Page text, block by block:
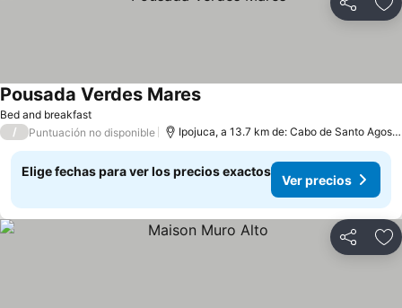
Compartir
Bed and breakfast
Pousada Verdes Mares
/ Puntuación no disponible Ipojuca, a 13.7 km de: Cabo de Santo Agostinho
Elige fechas para ver los precios exactos
Ver precios
Compartir